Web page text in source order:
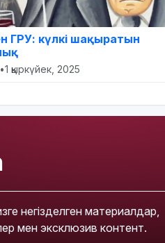
ГРУ: күлкі шақыратын
•1 қыркүйек, 2025
негізделген материалдар,
мен эксклюзив контент.